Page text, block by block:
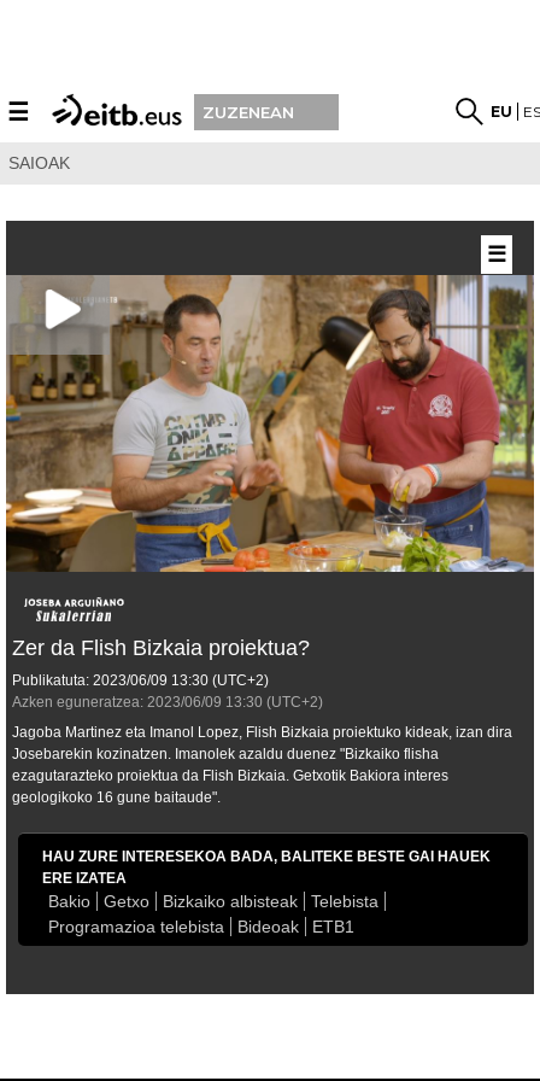
☰ ZUZENEAN EU
SAIOAK
Zer da Flish Bizkaia proiektua?
Publikatuta: 2023/06/09 13:30 (UTC+2)
Azken eguneratzea: 2023/06/09 13:30 (UTC+2)
Jagoba Martinez eta Imanol Lopez, Flish Bizkaia proiektuko kideak, izan dira
Josebarekin kozinatzen. Imanolek azaldu duenez "Bizkaiko flisha
ezagutarazteko proiektua da Flish Bizkaia. Getxotik Bakiora interes
geologikoko 16 gune baitaude".
HAU ZURE INTERESEKOA BADA, BALITEKE BESTE GAI HAUEK
ERE IZATEA
Bakio Getxo Bizkaiko albisteak
Telebista
Programazioa telebista
Bideoak ETB1
☰